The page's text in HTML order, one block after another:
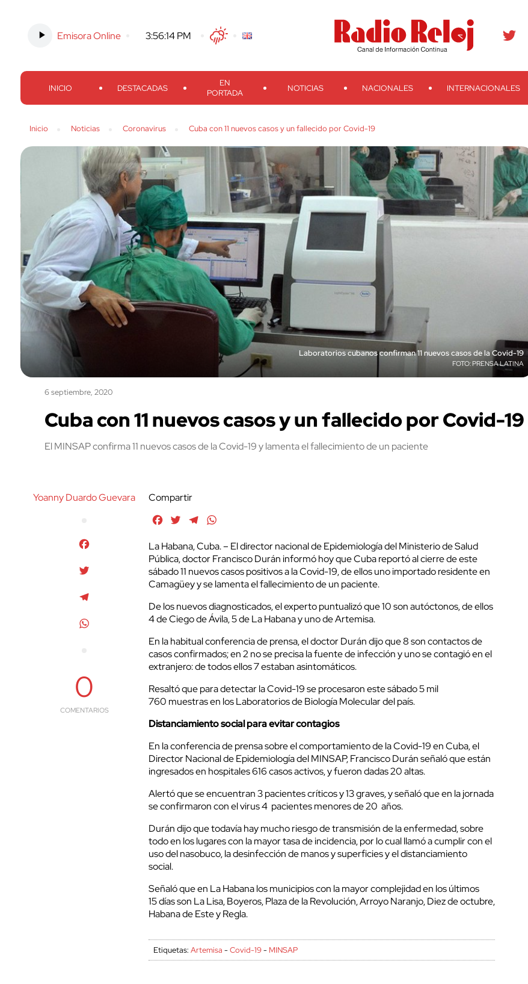
Emisora Online -3:56:15 PM TwitterFacebook
Threads
Instagram TelegramTeveo Ivoox RSS Search
INICIO DESTACADAS
EN
PORTADA
NOTICIAS NACIONALES INTERNACIONALES
Inicio Noticias Coronavirus Cuba con 11 nuevos casos y un fallecido por Covid-19
Laboratorios cubanos confirman 11 nuevos casos de la Covid-19
PRENSA LATINA
6 septiembre, 2020
Cuba con 11 nuevos casos y un fallecido por Covid-19
El MINSAP confirma 11 nuevos casos de la Covid-19 y lamenta el fallecimiento de un paciente
Yoanny Duardo Guevara
0
COMENTARIOS
Compartir
FacebookTwitterTelegram
La Habana, Cuba. – El director nacional de Epidemiología del Ministerio de Salud
Pública, doctor Francisco Durán informó hoy que Cuba reportó al cierre de este
sábado 11 nuevos casos positivos a la Covid-19, de ellos uno importado residente en
Camagüey y se lamenta el fallecimiento de un paciente.
De los nuevos diagnosticados, el experto puntualizó que 10 son autóctonos, de ellos
4 de Ciego de Ávila, 5 de La Habana y uno de Artemisa.
En la habitual conferencia de prensa, el doctor Durán dijo que 8 son contactos de
casos confirmados; en 2 no se precisa la fuente de infección y uno se contagió en el
extranjero: de todos ellos 7 estaban asintomáticos.
Resaltó que para detectar la Covid-19 se procesaron este sábado 5 mil
760 muestras en los Laboratorios de Biología Molecular del país.
Distanciamiento social para evitar contagios
En la conferencia de prensa sobre el comportamiento de la Covid-19 en Cuba, el
Director Nacional de Epidemiología del MINSAP, Francisco Durán señaló que están
ingresados en hospitales 616 casos activos, y fueron dadas 20 altas.
Alertó que se encuentran 3 pacientes críticos y 13 graves, y señaló que en la jornada
se confirmaron con el virus 4 pacientes menores de 20 años.
Durán dijo que todavía hay mucho riesgo de transmisión de la enfermedad, sobre
todo en los lugares con la mayor tasa de incidencia, por lo cual llamó a cumplir con el
uso del nasobuco, la desinfección de manos y superficies y el distanciamiento
social.
Señaló que en La Habana los municipios con la mayor complejidad en los últimos
15 días son La Lisa, Boyeros, Plaza de la Revolución, Arroyo Naranjo, Diez de octubre,
Habana de Este y Regla.
Etiquetas:Artemisa -Covid-19- MINSAP